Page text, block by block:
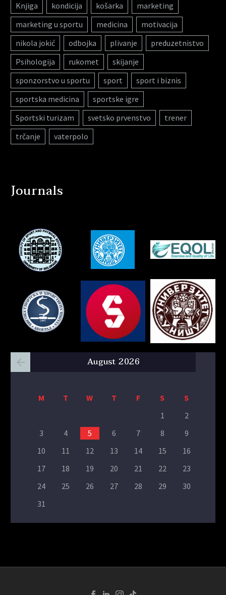
Knjiga
kondicija košarka
marketing
marketing u sportu
medicina
motivacija
nikola jokić
odbojka plivanje
preduzetnistvo
Psihologija
rukomet
skijanje
sponzorstvo u sportu
sport
sport i biznis
sportska medicina
sportske igre
Sportski turizam
svetsko prvenstvo
trener
trčanje
vaterpolo
Journals
August 2026
M T W T F S
S
1
2
3
4 5 6 7 8
9
10
11 12 13 14 15
16
17
18 19 20 21 22
23
24
25 26 27 28 29
30
31